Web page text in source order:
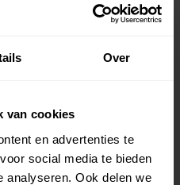
Over
van cookies
en advertenties te
social media te bieden
analyseren. Ook delen we
Pluim. Tussen 1
van de andere
2023.